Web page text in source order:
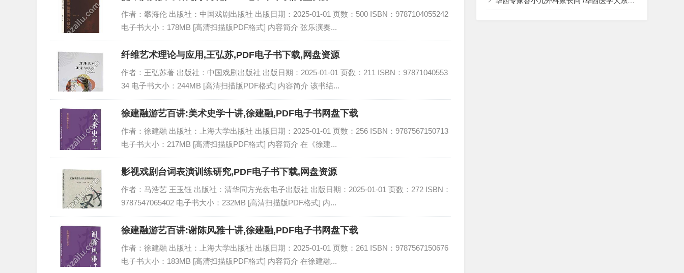
作者：攀海伦 出版社：中国戏剧出版社 出版日期：2025-01-01 页数：500 ISBN：9787104055242
电子书大小：178MB [高清扫描版PDF格式] 内容简介 弦乐演奏...
纤维艺术理论与应用,王弘苏,PDF电子书下载,网盘资源
作者：王弘苏著 出版社：中国戏剧出版社 出版日期：2025-01-01 页数：211 ISBN：97871040553
34 电子书大小：244MB [高清扫描版PDF格式] 内容简介 该书结...
徐建融游艺百讲:美术史学十讲,徐建融,PDF电子书网盘下载
作者：徐建融 出版社：上海大学出版社 出版日期：2025-01-01 页数：256 ISBN：9787567150713
电子书大小：217MB [高清扫描版PDF格式] 内容简介 在《徐建...
影视戏剧台词表演训练研究,PDF电子书下载,网盘资源
作者：马浩艺 王玉钰 出版社：清华同方光盘电子出版社 出版日期：2025-01-01 页数：272 ISBN：
9787547065402 电子书大小：232MB [高清扫描版PDF格式] 内...
徐建融游艺百讲:谢陈风雅十讲,徐建融,PDF电子书网盘下载
作者：徐建融 出版社：上海大学出版社 出版日期：2025-01-01 页数：261 ISBN：9787567150676
电子书大小：183MB [高清扫描版PDF格式] 内容简介 在徐建融...